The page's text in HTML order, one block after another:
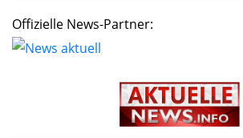
Offizielle News-Partner: